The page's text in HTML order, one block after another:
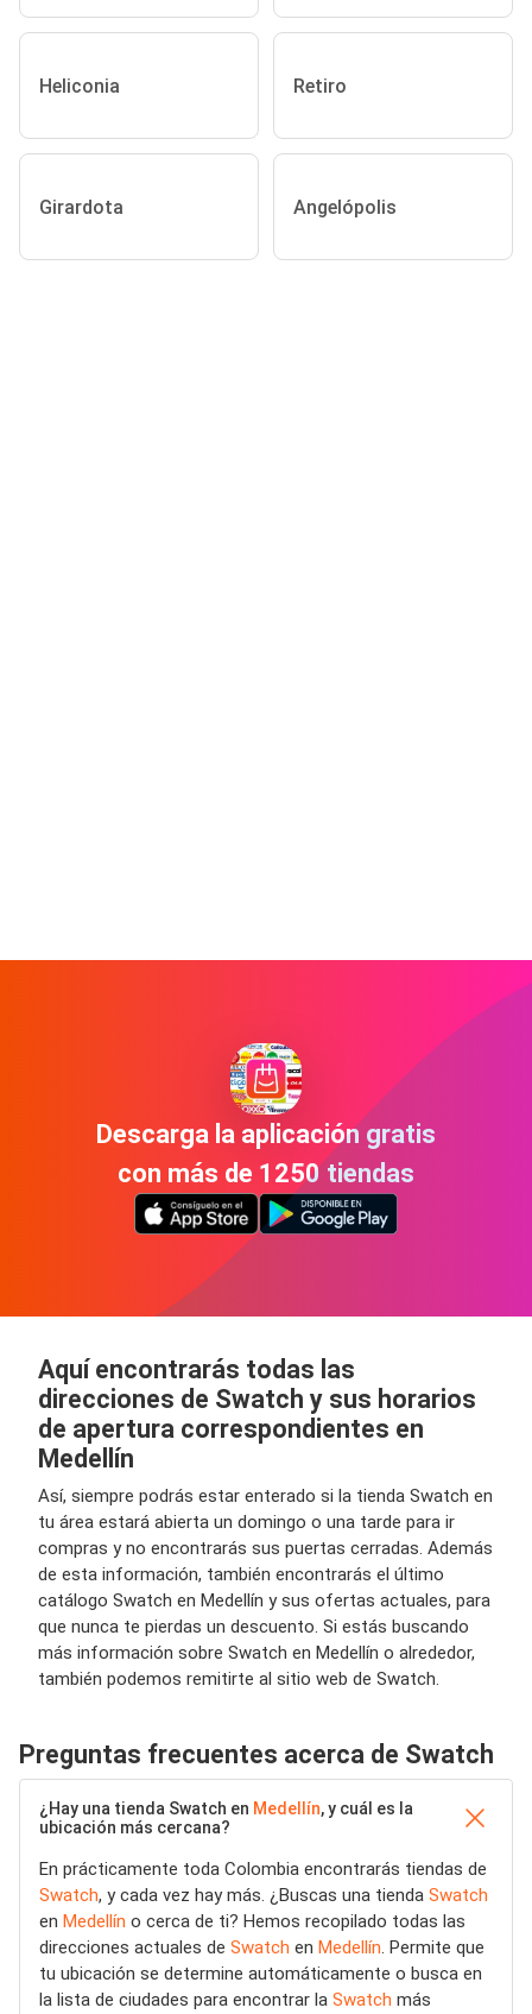
Heliconia Retiro
Girardota Angelópolis
Descarga la aplicación gratis
con más de 1250 tiendas
Aquí encontrarás todas las
direcciones de Swatch y sus horarios
de apertura correspondientes en
Medellín
Así, siempre podrás estar enterado si la tienda Swatch en
tu área estará abierta un domingo o una tarde para ir
compras y no encontrarás sus puertas cerradas. Además
de esta información, también encontrarás el último
catálogo Swatch en Medellín y sus ofertas actuales, para
que nunca te pierdas un descuento. Si estás buscando
más información sobre Swatch en Medellín o alrededor,
también podemos remitirte al sitio web de Swatch.
Preguntas frecuentes acerca de Swatch
¿Hay una tienda Swatch en Medellín, y cuál es la
ubicación más cercana?
En prácticamente toda Colombia encontrarás tiendas de
Swatch, y cada vez hay más. ¿Buscas una tienda Swatch
en Medellín o cerca de ti? Hemos recopilado todas las
direcciones actuales de Swatch en Medellín. Permite que
tu ubicación se determine automáticamente o busca en
la lista de ciudades para encontrar la Swatch más